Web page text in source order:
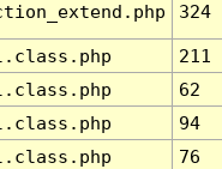
324
211
62
94
76